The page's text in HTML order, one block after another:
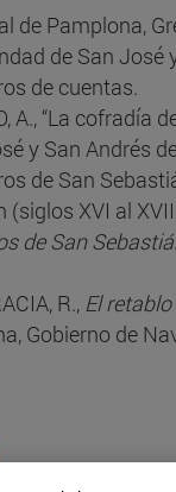
de Pamplona,
de San José
de cuentas.
A., “La cofradía
y San Andrés
de San
XVI al
de San
R., El
Gobierno de